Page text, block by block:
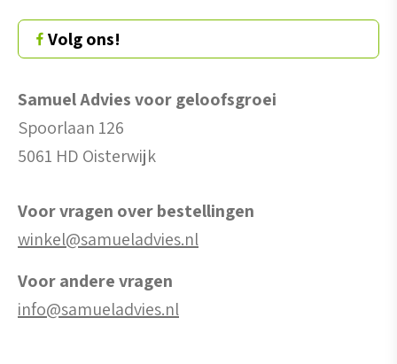
Volg ons!
Samuel Advies voor geloofsgroei
Spoorlaan 126
5061 HD Oisterwijk
Voor vragen over bestellingen
winkel@samueladvies.nl
Voor andere vragen
info@samueladvies.nl